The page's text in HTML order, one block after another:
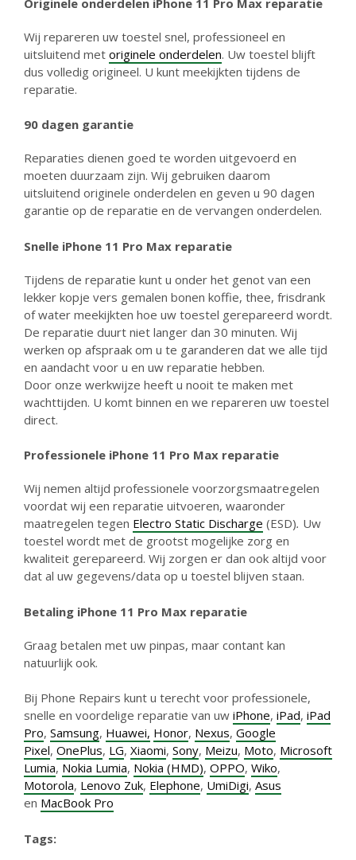
Wij repareren uw toestel snel, professioneel en
uitsluitend met originele onderdelen. Uw toestel blijft
dus volledig origineel. U kunt meekijkten tijdens de
reparatie.
90 dagen garantie
Reparaties dienen goed te worden uitgevoerd en
moeten duurzaam zijn. Wij gebruiken daarom
uitsluitend originele onderdelen en geven u 90 dagen
garantie op de reparatie en de vervangen onderdelen.
Snelle iPhone 11 Pro Max reparatie
Tijdens de reparatie kunt u onder het genot van een
lekker kopje vers gemalen bonen koffie, thee, frisdrank
of water meekijkten hoe uw toestel gerepareerd wordt.
De reparatie duurt niet langer dan 30 minuten. Wij
werken op afspraak om u te garanderen dat we alle tijd
en aandacht voor u en uw reparatie hebben.
Door onze werkwijze heeft u nooit te maken met
wachttijden. U komt binnen en we repareren uw toestel
direct.
Professionele iPhone 11 Pro Max reparatie
Wij nemen altijd professionele voorzorgsmaatregelen
voordat wij een reparatie uitvoeren, waaronder
maatregelen tegen Electro Static Discharge (ESD). Uw
toestel wordt met de grootst mogelijke zorg en
kwaliteit gerepareerd. Wij zorgen er dan ook altijd voor
dat al uw gegevens/data op u toestel blijven staan.
Betaling iPhone 11 Pro Max reparatie
Graag betalen met uw pinpas, maar contant kan
natuurlijk ook.
Bij Phone Repairs kunt u terecht voor professionele,
snelle en voordelige reparatie van uw iPhone, iPad, iPad
Pro, Samsung, Huawei, Honor, Nexus, Google
Pixel, OnePlus, LG, Xiaomi, Sony, Meizu, Moto, Microsoft
Lumia, Nokia Lumia, Nokia (HMD), OPPO, Wiko,
Motorola, Lenovo Zuk, Elephone, UmiDigi, Asus
en MacBook Pro
Tags: